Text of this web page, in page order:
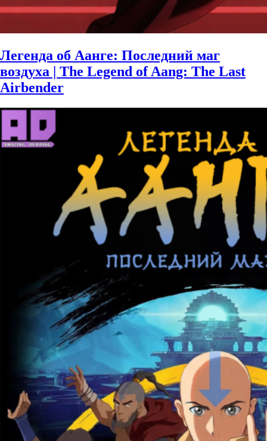
Легенда об Аанге: Последний маг
воздуха | The Legend of Aang: The Last
Airbender